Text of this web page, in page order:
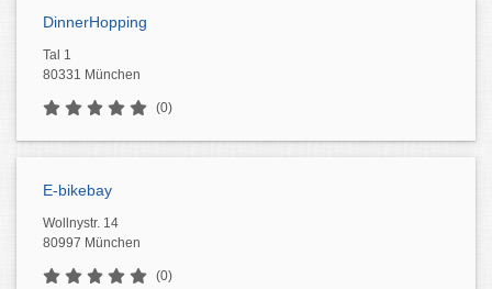
DinnerHopping
Tal 1
80331 München
(0)
E-bikebay
Wollnystr. 14
80997 München
(0)